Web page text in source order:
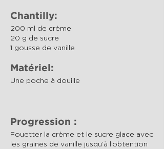
Chantilly:
200 ml de crème
20 g de sucre
1 gousse de vanille
Matériel:
Une poche à douille
Progression :
Fouetter la crème et le sucre glace avec
les graines de vanille jusqu’à l’obtention